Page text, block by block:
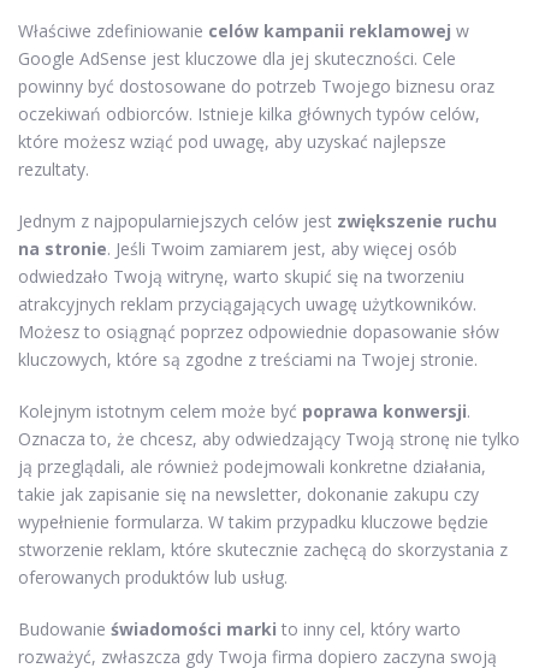
Właściwe zdefiniowanie celów kampanii reklamowej w
Google AdSense jest kluczowe dla jej skuteczności. Cele
powinny być dostosowane do potrzeb Twojego biznesu oraz
oczekiwań odbiorców. Istnieje kilka głównych typów celów,
które możesz wziąć pod uwagę, aby uzyskać najlepsze
rezultaty.
Jednym z najpopularniejszych celów jest zwiększenie ruchu
na stronie. Jeśli Twoim zamiarem jest, aby więcej osób
odwiedzało Twoją witrynę, warto skupić się na tworzeniu
atrakcyjnych reklam przyciągających uwagę użytkowników.
Możesz to osiągnąć poprzez odpowiednie dopasowanie słów
kluczowych, które są zgodne z treściami na Twojej stronie.
Kolejnym istotnym celem może być poprawa konwersji.
Oznacza to, że chcesz, aby odwiedzający Twoją stronę nie tylko
ją przeglądali, ale również podejmowali konkretne działania,
takie jak zapisanie się na newsletter, dokonanie zakupu czy
wypełnienie formularza. W takim przypadku kluczowe będzie
stworzenie reklam, które skutecznie zachęcą do skorzystania z
oferowanych produktów lub usług.
Budowanie świadomości marki to inny cel, który warto
rozważyć, zwłaszcza gdy Twoja firma dopiero zaczyna swoją